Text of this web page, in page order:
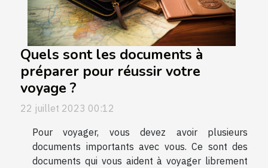
Quels sont les documents à
préparer pour réussir votre
voyage ?
22 juillet 2023 00:12
Pour voyager, vous devez avoir plusieurs
documents importants avec vous. Ce sont des
documents qui vous aident à voyager librement